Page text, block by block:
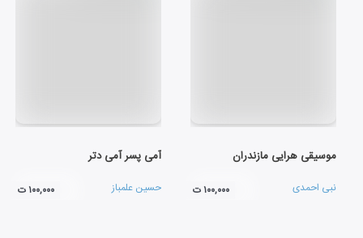
موسیقی هرایی مازندران
نبی احمدی ۱۰۰,۰۰۰ ت
آمی پسر آمی دتر
حسین علمباز ۱۰۰,۰۰۰ ت